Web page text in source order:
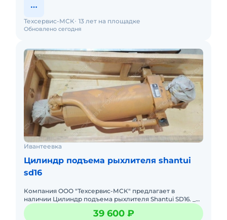
Обновлено сегодня
Техсервис-МСК 13 лет на площадке
Ивантеевка
Цилиндр подъема рыхлителя shantui
sd16
Компания ООО "Техсервис-МСК" предлагает в
наличии Цилиндр подъема рыхлителя Shantui SD16. _
Модель 16Y-84-60000 / 16Y-84-62000 _ Самовывоз и
доставка во все
39 600 ₽